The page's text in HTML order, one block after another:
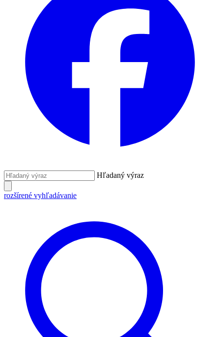
Hľadaný výraz
rozšírené vyhľadávanie